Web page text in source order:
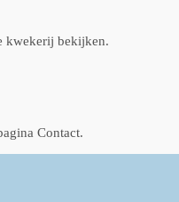
kwekerij bekijken.
Contact.